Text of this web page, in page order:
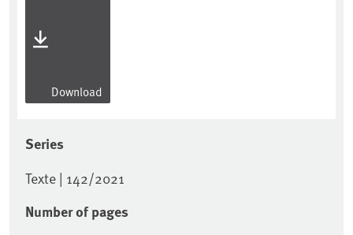
Download
Series
Texte | 142/2021
Number of pages